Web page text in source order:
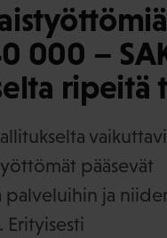
000 –
ripeitä
pääsevät
palveluihin ja